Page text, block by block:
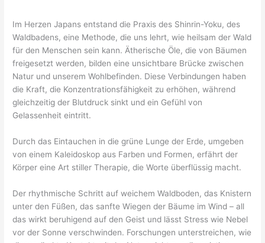
Im Herzen Japans entstand die Praxis des Shinrin-Yoku, des
Waldbadens, eine Methode, die uns lehrt, wie heilsam der Wald
für den Menschen sein kann. Ätherische Öle, die von Bäumen
freigesetzt werden, bilden eine unsichtbare Brücke zwischen
Natur und unserem Wohlbefinden. Diese Verbindungen haben
die Kraft, die Konzentrationsfähigkeit zu erhöhen, während
gleichzeitig der Blutdruck sinkt und ein Gefühl von
Gelassenheit eintritt.
Durch das Eintauchen in die grüne Lunge der Erde, umgeben
von einem Kaleidoskop aus Farben und Formen, erfährt der
Körper eine Art stiller Therapie, die Worte überflüssig macht.
Der rhythmische Schritt auf weichem Waldboden, das Knistern
unter den Füßen, das sanfte Wiegen der Bäume im Wind – all
das wirkt beruhigend auf den Geist und lässt Stress wie Nebel
vor der Sonne verschwinden. Forschungen unterstreichen, wie